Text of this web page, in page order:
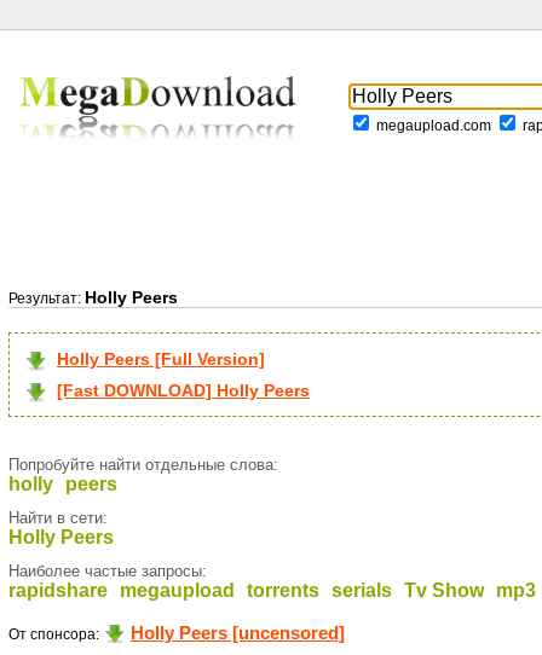
megaupload.com
Результат: Holly Peers
Holly Peers [Full Version]
[Fast DOWNLOAD] Holly Peers
Попробуйте найти отдельные слова:
holly peers
Найти в сети:
Holly Peers
Наиболее частые запросы:
rapidshare megaupload torrents serials Tv Show mp3
От спонсора: Holly Peers [uncensored]